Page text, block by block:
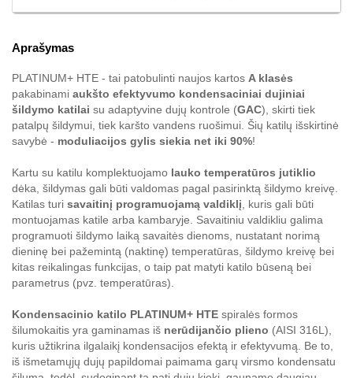
Aprašymas
PLATINUM+ HTE - tai patobulinti naujos kartos A klasės
pakabinami aukšto efektyvumo kondensaciniai dujiniai
šildymo katilai su adaptyvine dujų kontrole (GAC), skirti tiek
patalpų šildymui, tiek karšto vandens ruošimui. Šių katilų išskirtinė
savybė - moduliacijos gylis siekia net iki 90%!
Kartu su katilu komplektuojamo lauko temperatūros jutiklio
dėka, šildymas gali būti valdomas pagal pasirinktą šildymo kreivę.
Katilas turi savaitinį programuojamą valdiklį , kuris gali būti
montuojamas katile arba kambaryje. Savaitiniu valdikliu galima
programuoti šildymo laiką savaitės dienoms, nustatant norimą
dieninę bei pažemintą (naktinę) temperatūras, šildymo kreivę bei
kitas reikalingas funkcijas, o taip pat matyti katilo būseną bei
parametrus (pvz. temperatūras).
Kondensacinio katilo PLATINUM+ HTE spiralės formos
šilumokaitis yra gaminamas iš nerūdijančio plieno (AISI 316L),
kuris užtikrina ilgalaikį kondensacijos efektą ir efektyvumą. Be to,
iš išmetamųjų dujų papildomai paimama garų virsmo kondensatu